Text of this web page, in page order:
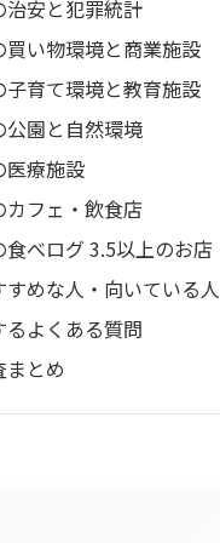
安と犯罪統計
い物環境と商業施設
育て環境と教育施設
園と自然環境
医療施設
フェ・飲食店
べログ 3.5以上のお店
めな人・向いている人
よくある質問
とめ